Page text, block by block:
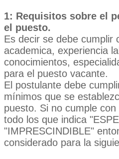
1: Requisitos sobre el
el puesto.
Es decir se debe cumplir
academica, experiencia
conocimientos,
para el puesto vacante.
El postulante debe
mínimos que se
puesto. Si no cumple
todo los que indica
"IMPRESCINDIBLE"
considerado para la